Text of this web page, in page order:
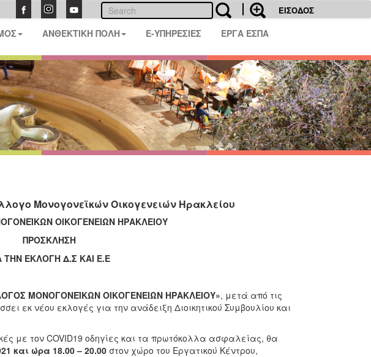
ΕΙΣΟΔΟΣ
ΑΝΘΕΚΤΙΚΗ ΠΟΛΗ E-ΥΠΗΡΕΣΙΕΣ ΕΡΓΑ ΕΣΠΑ
Μονογονεϊκών Οικογενειών Ηρακλείου
ΟΙΚΟΓΕΝΕΙΩΝ ΗΡΑΚΛΕΙΟΥ
ΠΡΟΣΚΛΗΣΗ
ΤΗΝ ΕΚΛΟΓΗ Δ.Σ ΚΑΙ Ε.Ε
ΜΟΝΟΓΟΝΕΪΚΩΝ ΟΙΚΟΓΕΝΕΙΩΝ ΗΡΑΚΛΕΙΟΥ», μετά από τις
εκ νέου εκλογές για την ανάδειξη Διοικητικού Συμβουλίου και
με τον COVID19 οδηγίες και τα πρωτόκολλα ασφαλείας, θα
και ώρα 18.00 – 20.00στον χώρο του Εργατικού Κέντρου,